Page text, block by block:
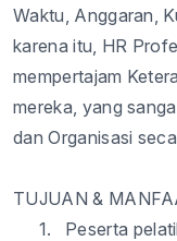
Waktu, Anggaran,
karena itu, HR
mempertajam
mereka, yang
danOrganisasi
TUJUAN &
1.
Peserta